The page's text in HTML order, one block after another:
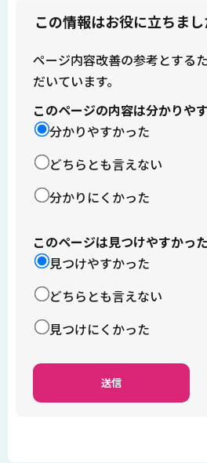
この情報はお役に立ちまし
ページ内容改善の参考とする
だいています。
このページの内容は分かりや
分かりやすかった
どちらとも言えない
分かりにくかった
このページは見つけやすかっ
見つけやすかった
どちらとも言えない
見つけにくかった